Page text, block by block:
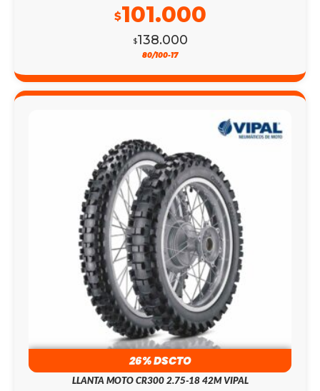
$138.000
$101.000
80/100-17
26% DSCTO
LLANTA MOTO CR300 2.75-18 42M VIPAL